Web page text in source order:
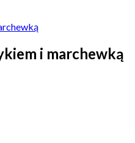
i marchewką